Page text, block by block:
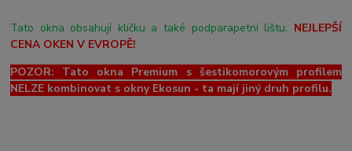
Tato okna obsahují kličku a také podparapetní lištu. NEJLEPŠÍ
CENA OKEN V EVROPĚ!
POZOR: Tato okna Premium s šestikomorovým profilem
NELZE kombinovat s okny Ekosun - ta mají jiný druh profilu.